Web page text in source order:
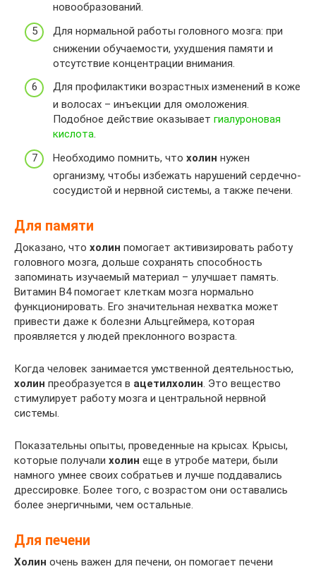
новообразований.
Для нормальной работы головного мозга: при
снижении обучаемости, ухудшения памяти и
отсутствие концентрации внимания.
Для профилактики возрастных изменений в коже
и волосах – инъекции для омоложения.
Подобное действие оказывает гиалуроновая
кислота.
Необходимо помнить, что холин нужен
организму, чтобы избежать нарушений сердечно-
сосудистой и нервной системы, а также печени.
Для памяти
Доказано, что холин помогает активизировать работу
головного мозга, дольше сохранять способность
запоминать изучаемый материал – улучшает память.
Витамин В4 помогает клеткам мозга нормально
функционировать. Его значительная нехватка может
привести даже к болезни Альцгеймера, которая
проявляется у людей преклонного возраста.
Когда человек занимается умственной деятельностью,
холин преобразуется в ацетилхолин . Это вещество
стимулирует работу мозга и центральной нервной
системы.
Показательны опыты, проведенные на крысах. Крысы,
которые получали холин еще в утробе матери, были
намного умнее своих собратьев и лучше поддавались
дрессировке. Более того, с возрастом они оставались
более энергичными, чем остальные.
Для печени
Холин очень важен для печени, он помогает печени